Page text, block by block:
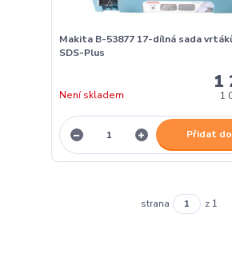
Makita B-53877 17-dílná sada
SDS-Plus
1
1
Není skladem
Přidat
strana z 1